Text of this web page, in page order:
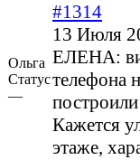
Ольга
Статус
—
#1314
13 Июля
ЕЛЕНА:
телефона
Кажется
этаже,